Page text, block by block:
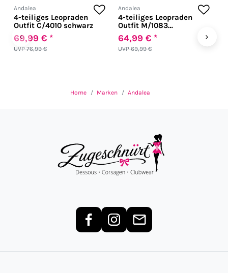
‹
Andalea
4-teiliges Leopraden
Outfit C/4010 schwarz
UVP 76,99 €
69,99 € *
Andalea
4-teiliges Leopraden
Outfit M/1083
schwarz/weiß
UVP 69,99 €
64,99 € * ›
Home Marken Andalea